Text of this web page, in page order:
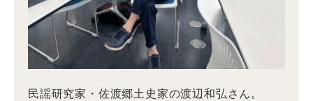
民謡研究家・佐渡郷土史家の渡辺和弘さん。